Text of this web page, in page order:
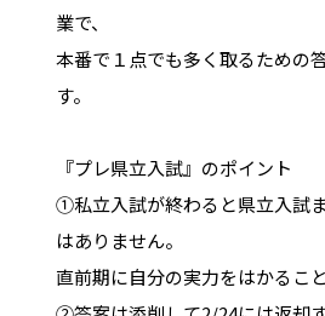
業で、
本番で１点でも多く取るための
す。
『プレ県立入試』のポイント
①私立入試が終わると県立入試
はありません。
直前期に自分の実力をはかるこ